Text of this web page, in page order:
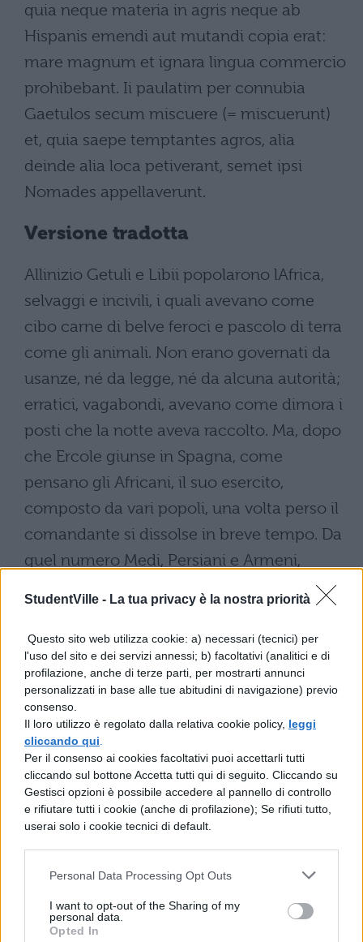
StudentVille - La tua privacy è la nostra priorità
Questo sito web utilizza cookie: a) necessari (tecnici) per
l'uso del sito e dei servizi annessi; b) facoltativi (analitici e di
profilazione, anche di terze parti, per mostrarti annunci
personalizzati in base alle tue abitudini di navigazione) previo
consenso.
Il loro utilizzo è regolato dalla relativa cookie policy, leggi
cliccando qui
Per il consenso ai cookies facoltativi puoi accettarli tutti
cliccando sul bottone Accetta tutti qui di seguito. Cliccando su
Gestisci opzioni è possibile accedere al pannello di controllo
e rifiutare tutti i cookie (anche di profilazione); Se rifiuti tutto,
userai solo i cookie tecnici di default.
Personal Data Processing Opt Outs
I want to opt-out of the Sharing of my
personal data.
Opted In
quia neque materia in agris neque ab
Hispanis emendi aut mutandi copia erat:
mare magnum et ignara lingua commercio
prohibebant. Ii paulatim per connubia
Gaetulos secum miscuere (= miscuerunt)
et, quia saepe temptantes agros, alia
deinde alia loca petiverant, semet ipsi
Nomades appellaverunt.
Versione tradotta
Allinizio Getuli e Libii popolarono lAfrica,
selvaggi e incivili, i quali avevano come
cibo carne di belve feroci e pascolo di terra
come gli animali. Non erano governati da
usanze, né da legge, né da alcuna autorità;
erratici, vagabondi, avevano come dimora i
posti che la notte aveva raccolto. Ma, dopo
che Ercole giunse in Spagna, come
pensano gli Africani, il suo esercito,
composto da vari popoli, una volta perso il
comandante si dissolse in breve tempo. Da
quel numero Medi, Persiani e Armeni,
trasportati con le navi in Africa, occuparono
le aree più vicine al nostro mare. Ma i
Persiani si stanziarono più vicino alloceano
ed essi, ebbero come riparo le chiglie
rovesciate delle navi, poiché non cera
materiale nel territorio né abbondanza da
essere comprata o scambiata dagli
Ispanici: il mare vasto e la lingua
sconosciuta al commercio lo impedivano.
Essi a poco a poco si unirono ai Getuli
tramite matrimoni e dal momento che,
andando spesso alla ricerca di terre,
cercavano ora alcuni ora altri luoghi, si
dettero il nome di Nomadi.